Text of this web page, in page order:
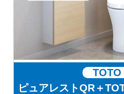
TOTO
ピュアレストQR＋